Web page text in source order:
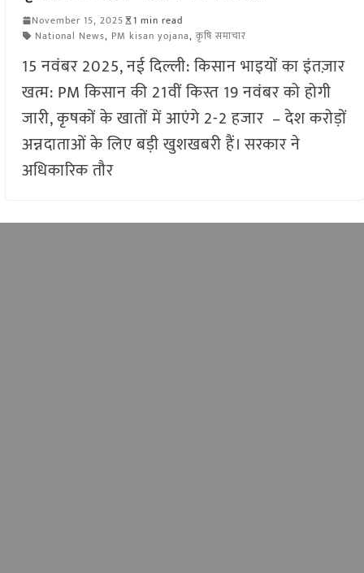
November 15, 2025
1 min read
National News, PM kisan yojana, कृषि समाचार
15 नवंबर 2025, नई दिल्ली: किसान भाइयों का इंतज़ार
खत्म: PM किसान की 21वीं किस्त 19 नवंबर को होगी
जारी, कृषकों के खातों में आएंगे 2-2 हजार – देश करोड़ों
अन्नदाताओं के लिए बड़ी खुशखबरी हैं। सरकार ने
अधिकारिक तौर